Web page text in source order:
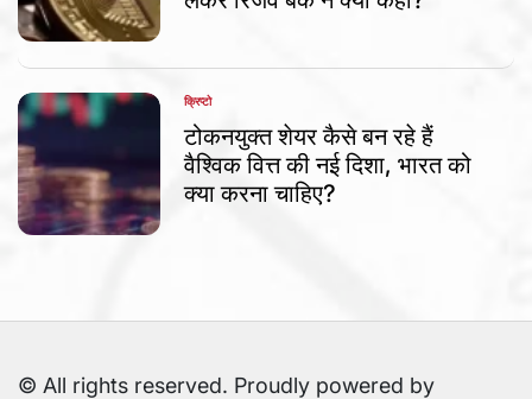
POSTED
IN
क्रिप्टो
टोकनयुक्त शेयर कैसे बन रहे हैं
वैश्विक वित्त की नई दिशा, भारत को
क्या करना चाहिए?
© All rights reserved. Proudly powered by